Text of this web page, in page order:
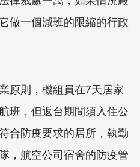
做一個減班的限縮的行政
原則，機組員在7天居家
班，但返台期間須入住公
合防疫要求的居所，執勤
，航空公司宿舍的防疫管